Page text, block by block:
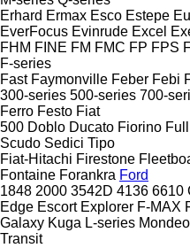
Erhard Ermax Esco Estepe
EverFocus Evinrude Excel
FHM FINE FM FMC FP FPS
F-series
Fast Faymonville Feber Febi
300-series 500-series 700-
Ferro Festo Fiat
500 Doblo Ducato Fiorino
Scudo Sedici Tipo
Fiat-Hitachi Firestone
Fontaine Forankra Ford
1848 2000 3542D 4136 6610
Edge Escort Explorer F-MAX
Galaxy Kuga L-series Mondeo
Transit